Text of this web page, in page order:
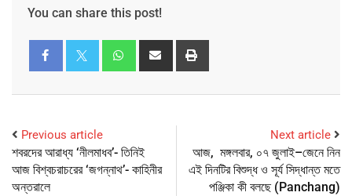
You can share this post!
Previous article
শবরদের আরাধ্য ‘নীলমাধব’- তিনিই
আজ বিশ্বচরাচরের ‘জগন্নাথ’- কাহিনীর
অন্তরালে
Next article
আজ, মঙ্গলবার, ০৭ জুলাই–জেনে নিন
এই দিনটির বিশুদ্ধ ও সূর্য সিদ্ধান্ত মতে
পঞ্জিকা কী বলছে (Panchang)